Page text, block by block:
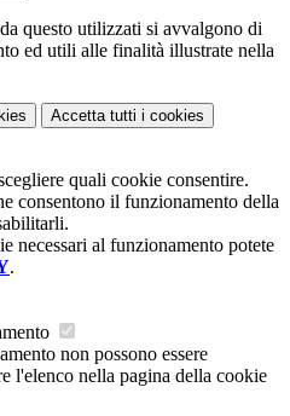
questo utilizzati si avvalgono di
ed utili alle finalità illustrate nella
Accetta tutti i cookies
quali cookie consentire.
consentono il funzionamento della
necessari al funzionamento potete
.
non possono essere
l'elenco nella pagina della cookie